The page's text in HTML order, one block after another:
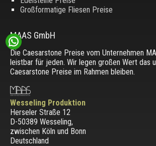
Großformatige Fliesen Preise
MAAS GmbH
Die Caesarstone Preise vom Unternehmen
leistbar für jeden. Wir legen großen Wert das
Caesarstone Preise im Rahmen bleiben.
Wesseling Produktion
Herseler Straße 12
D-50389 Wesseling,
zwischen Köln und Bonn
Deutschland